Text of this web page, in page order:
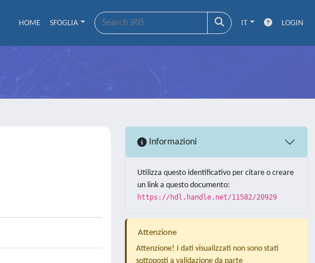
HOME SFOGLIA IT LOGIN
Informazioni
Utilizza questo identificativo per citare o creare
un link a questo documento:
https://hdl.handle.net/11582/20929
Attenzione
Attenzione! I dati visualizzati non sono stati
sottoposti a validazione da parte